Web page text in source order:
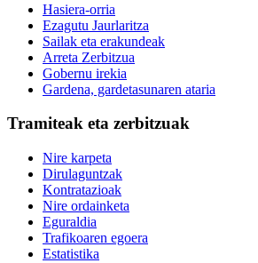
Hasiera-orria
Ezagutu Jaurlaritza
Sailak eta erakundeak
Arreta Zerbitzua
Gobernu irekia
Gardena, gardetasunaren ataria
Tramiteak eta zerbitzuak
Nire karpeta
Dirulaguntzak
Kontratazioak
Nire ordainketa
Eguraldia
Trafikoaren egoera
Estatistika